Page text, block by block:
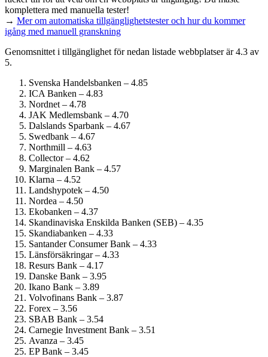
komplettera med manuella tester!
→ Mer om automatiska tillgänglighets­tester och hur du kommer
igång med manuell granskning
Genomsnittet i tillgänglighet för nedan listade webbplatser är 4.3 av
5.
Svenska Handelsbanken – 4.85
ICA Banken – 4.83
Nordnet – 4.78
JAK Medlemsbank – 4.70
Dalslands Sparbank – 4.67
Swedbank – 4.67
Northmill – 4.63
Collector – 4.62
Marginalen Bank – 4.57
Klarna – 4.52
Landshypotek – 4.50
Nordea – 4.50
Ekobanken – 4.37
Skandinaviska Enskilda Banken (SEB) – 4.35
Skandiabanken – 4.33
Santander Consumer Bank – 4.33
Länsförsäkringar – 4.33
Resurs Bank – 4.17
Danske Bank – 3.95
Ikano Bank – 3.89
Volvofinans Bank – 3.87
Forex – 3.56
SBAB Bank – 3.54
Carnegie Investment Bank – 3.51
Avanza – 3.45
EP Bank – 3.45